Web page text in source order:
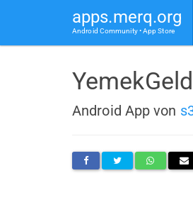
apps.merq.org
Android Community • App Store
Android App von